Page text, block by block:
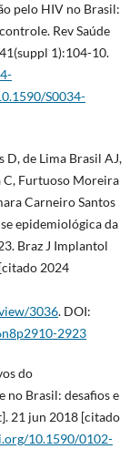
pelo HIV no Brasil:
Rev Saúde
1):104-10.
S0034-
D, de Lima Brasil AJ,
C, Furtuoso Moreira
Carneiro Santos
epidemiológica da
Braz J Implantol
2024
3036. DOI:
2923
do
no Brasil: desafios e
21 jun 2018 [citado
10.1590/0102-